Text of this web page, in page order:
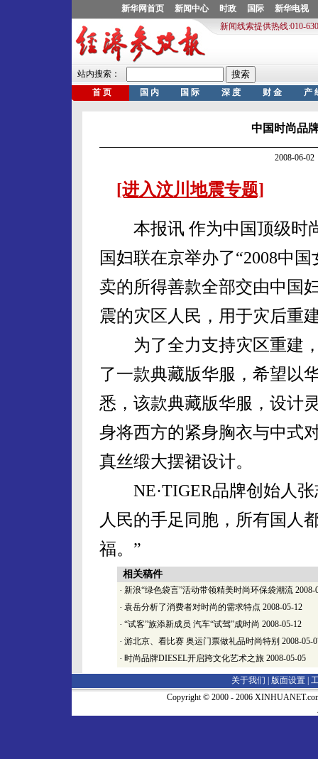
中国时尚品
2008-06-
[进入汶川地震专题]
本报讯 作为中国顶级时尚
国妇联在京举办了“2008中
卖的所得善款全部交由中国
震的灾区人民，用于灾后重
为了全力支持灾区重建，
了一款典藏版华服，希望以
悉，该款典藏版华服，设计
身将西方的紧身胸衣与中式
真丝缎大摆裙设计。
NE·TIGER品牌创始人张
人民的手足同胞，所有国人
福。”
相关稿件
· 新浪“绿色袋言”活动带领精美时尚环保袋潮流 2008-
· 袁岳分析了消费者对时尚的需求特点 2008-05-12
· “试客”族添新成员 汽车“试驾”成时尚 2008-05-12
· 游北京、看比赛 奥运门票做礼品时尚特别 2008-05-
· 时尚品牌DIESEL开启跨文化艺术之旅 2008-05-05
关于我们 | 版面设置
Copyright © 2000 - 2006